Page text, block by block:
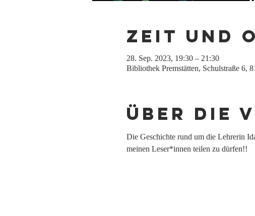
Zeit und
28. Sep. 2023, 19:30 – 21:30
Bibliothek Premstätten, Schulstraße 6,
Über die
Die Geschichte rund um die Lehrerin
meinen Leser*innen teilen zu dürfen!!